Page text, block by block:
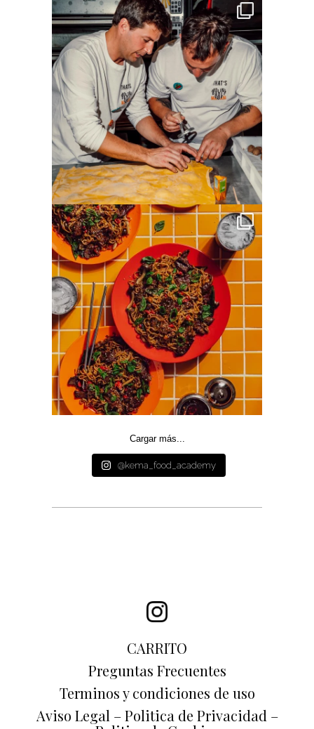
Cargar más...
@kema_food_academy
CARRITO
Preguntas Frecuentes
Terminos y condiciones de uso
Aviso Legal – Politica de Privacidad –